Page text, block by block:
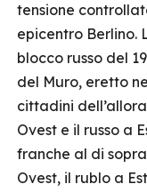
tensione
epicentro Berlino.
blocco russo del
del Muro, eretto
cittadini
Ovest e il russo a
franche al di
Ovest, il rublo a